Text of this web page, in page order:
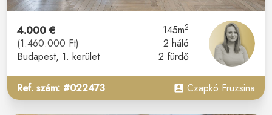
4.000 €
(1.460.000 Ft)
Budapest, 1. kerület
145m2
2 háló
2 fürdő
Ref. szám: #022473 Czapkó Fruzsina